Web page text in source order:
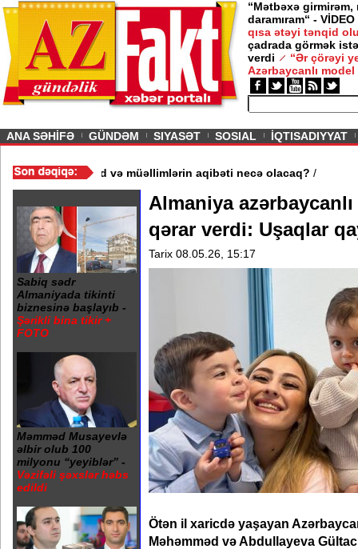
“Mətbəxə girmirəm,
daramıram“ - VİDEO
qısa ətəyi tənqid
çadrada görmək
verdi
“Ər çörəyi
Azərbaycanlı model
ANA SƏHİFƏ GÜNDƏM SIYASƏT SOSIAL İQTISADIYYAT
məktəb bağlandı - Şagird və müəllimlərin aqibəti necə olacaq?
Sabiq sədr
Almaniyada tikinti
biznesinə başlayıb -
Şərikli bina tikir +
FOTO
Məmməd Musayevlə
əlbir olub 100
milyonu “yeyiblər” -
Vəzifəli şəxslər həbs
edildi
Almaniya
qərar verdi: Uşaqlar
Tarix 08.05.26, 15:17
Ötən il xaricdə yaşayan
Məhəmməd və Abdullayeva